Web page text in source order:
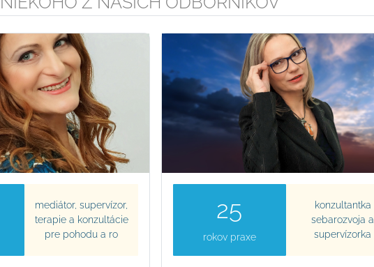
mediátor, supervízor,
terapie a konzultácie
pre pohodu a ro
25
rokov praxe
konzultantka
sebarozvoja a
supervízorka